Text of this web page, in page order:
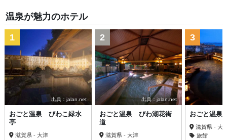
温泉が魅力のホテル
出典：jalan.net
1
おごと温泉 びわこ緑水
亭
滋賀県 - 大津
出典：jalan.net
2
おごと温泉 びわ湖花街
道
滋賀県 - 大津
3
おごと温
滋賀県 - 大
旅館